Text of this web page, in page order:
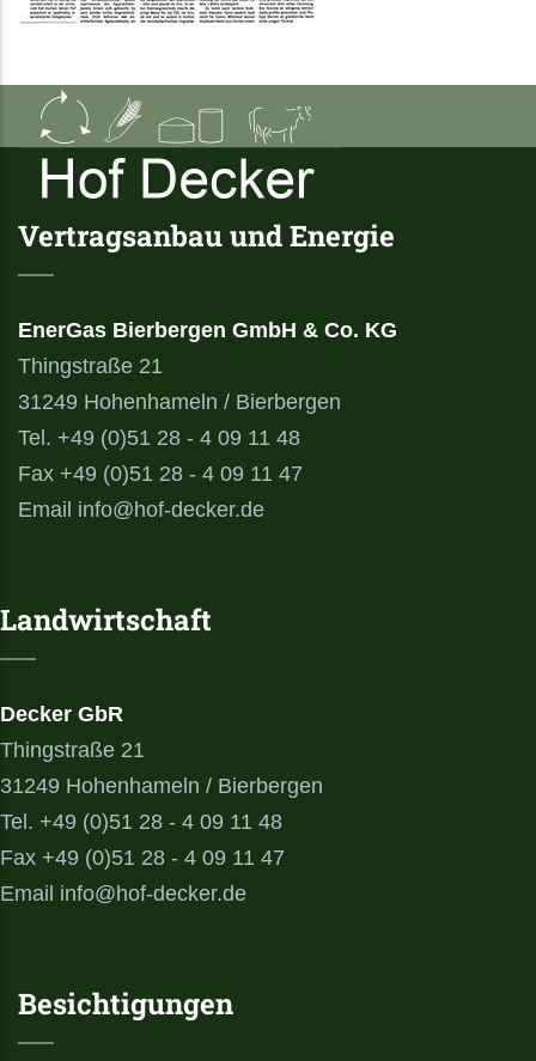
Vertragsanbau und Energie
EnerGas Bierbergen GmbH & Co. KG
Thingstraße 21
31249 Hohenhameln / Bierbergen
Tel. +49 (0)51 28 - 4 09 11 48
Fax +49 (0)51 28 - 4 09 11 47
Email info@hof-decker.de
Landwirtschaft
Decker GbR
Thingstraße 21
31249 Hohenhameln / Bierbergen
Tel. +49 (0)51 28 - 4 09 11 48
Fax +49 (0)51 28 - 4 09 11 47
Email info@hof-decker.de
Besichtigungen